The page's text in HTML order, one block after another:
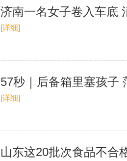
济南一名女子卷入车底
[详细]
57秒｜后备箱里塞孩子
[详细]
山东这20批次食品不合